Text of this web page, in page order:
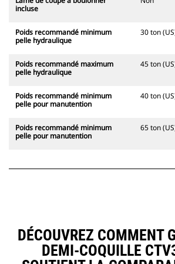
incluse
Poids recommandé minimum
pelle hydraulique
30 ton
Poids recommandé maximum
pelle hydraulique
45 ton
Poids recommandé minimum
pelle pour manutention
40 ton
Poids recommandé minimum
pelle pour manutention
65 ton
DÉCOUVREZ COMMENT
DEMI-COQUILLE